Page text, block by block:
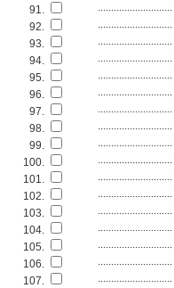
91.
............................
92.
............................
93.
............................
94.
............................
95.
............................
96.
............................
97.
............................
98.
............................
99.
............................
100.
............................
101.
............................
102.
............................
103.
............................
104.
............................
105.
............................
106.
............................
107.
............................